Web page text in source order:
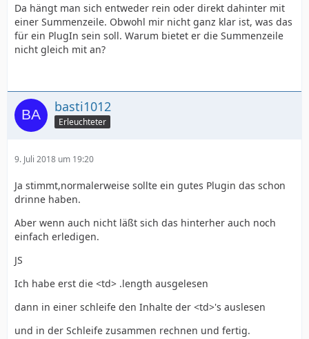
Da hängt man sich entweder rein oder direkt dahinter mit
einer Summenzeile. Obwohl mir nicht ganz klar ist, was das
für ein PlugIn sein soll. Warum bietet er die Summenzeile
nicht gleich mit an?
basti1012
Erleuchteter
9. Juli 2018 um 19:20
Ja stimmt,normalerweise sollte ein gutes Plugin das schon
drinne haben.
Aber wenn auch nicht läßt sich das hinterher auch noch
einfach erledigen.
JS
Ich habe erst die <td> .length ausgelesen
dann in einer schleife den Inhalte der <td>'s auslesen
und in der Schleife zusammen rechnen und fertig.